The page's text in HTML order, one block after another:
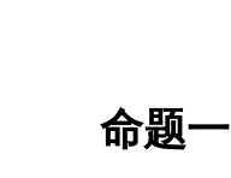
命题一